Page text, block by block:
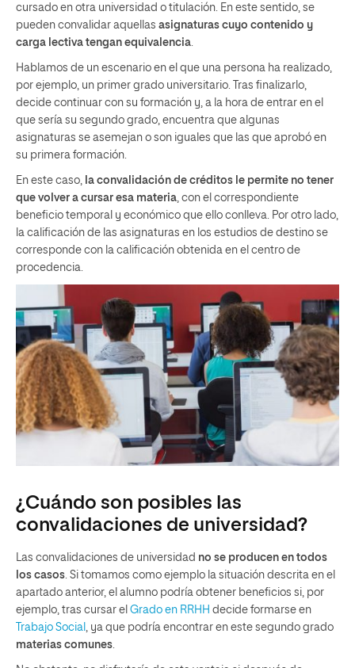
cursado en otra universidad o titulación. En este sentido, se
pueden convalidar aquellas asignaturas cuyo contenido y
carga lectiva tengan equivalencia
Hablamos de un escenario en el que una persona ha realizado,
por ejemplo, un primer grado universitario. Tras finalizarlo,
decide continuar con su formación y, a la hora de entrar en el
que sería su segundo grado, encuentra que algunas
asignaturas se asemejan o son iguales que las que aprobó en
su primera formación.
En este caso,
la convalidación de créditos le permite no tener
que volver a cursar esa materia , con el correspondiente
beneficio temporal y económico que ello conlleva. Por otro lado,
la calificación de las asignaturas en los estudios de destino se
corresponde con la calificación obtenida en el centro de
procedencia.
¿Cuándo son posibles las
convalidaciones de universidad?
Las convalidaciones de universidad no se producen en todos
los casos. Si tomamos como ejemplo la situación descrita en el
apartado anterior, el alumno podría obtener beneficios si, por
ejemplo, tras cursar el Grado en RRHH decide formarse en
Trabajo Social , ya que podría encontrar en este segundo grado
materias comunes.